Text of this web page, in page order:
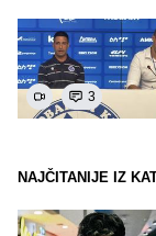
3
NAJČITANIJE IZ